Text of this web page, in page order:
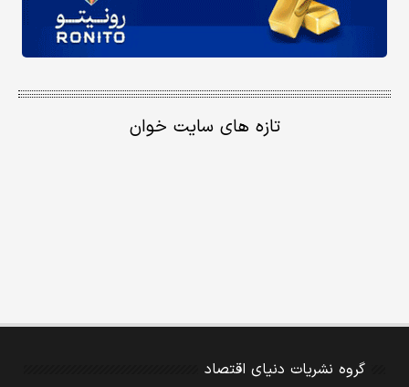
تازه های سایت خوان
گروه نشریات دنیای اقتصاد